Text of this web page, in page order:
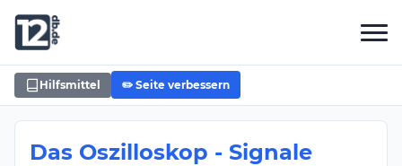
Hilfsmittel ✏️ Seite verbessern
Das Oszilloskop - Signale